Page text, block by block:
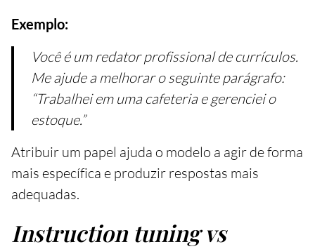
Exemplo:
Você é um redator profissional de currículos.
Me ajude a melhorar o seguinte parágrafo:
“Trabalhei em uma cafeteria e gerenciei o
estoque.”
Atribuir um papel ajuda o modelo a agir de forma
mais específica e produzir respostas mais
adequadas.
Instruction tuning vs